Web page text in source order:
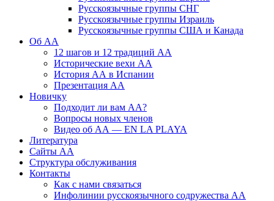
Русскоязычные группы СНГ
Русскоязычные группы Израиль
Русскоязычные группы США и Канада
Об АА
12 шагов и 12 традиций АА
Исторические вехи АА
История АА в Испании
Презентация АА
Новичку
Подходит ли вам АА?
Вопросы новых членов
Видео об АА — EN LA PLAYA
Литература
Сайты АА
Структура обслуживания
Контакты
Как с нами связаться
Инфолинии русскоязычного содружества АА